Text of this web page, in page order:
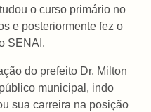
o curso primário no
e posteriormente fez o
SENAI.
do prefeito Dr. Milton
municipal, indo
sua carreira na posição